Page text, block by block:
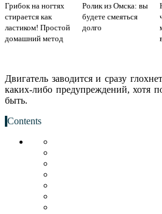
Грибок на ногтях
стирается как
ластиком! Простой
домашний метод
Ролик из Омска: вы
будете смеяться
долго
Двигатель заводится и сразу
каких-либо предупреждений, хотя
быть.
Contents